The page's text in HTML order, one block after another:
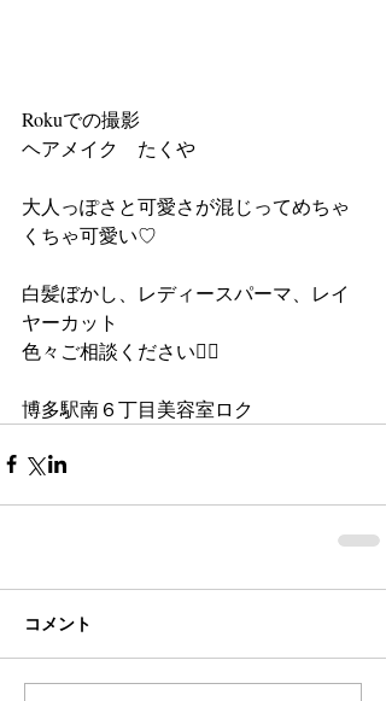
Rokuでの撮影
ヘアメイク　たくや
大人っぽさと可愛さが混じってめちゃ
くちゃ可愛い♡
白髪ぼかし、レディースパーマ、レイ
ヤーカット
色々ご相談ください👌🏻
博多駅南６丁目美容室ロク
コメント